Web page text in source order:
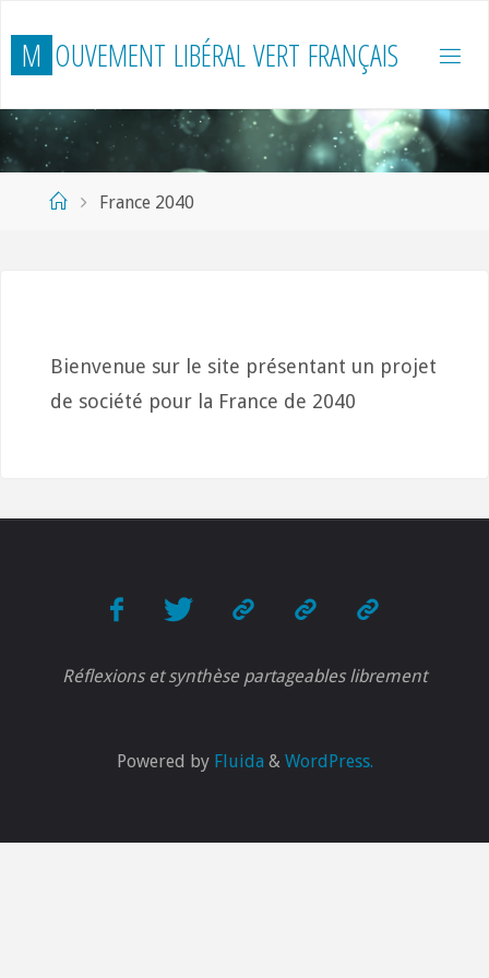
M OUVEMENT LIBÉRALVERT FRANÇAIS
HomeFrance 2040
Bienvenue sur le site présentant un projet
de société pour la France de 2040
Réflexions et synthèse partageables librement
Powered byFluida & WordPress.